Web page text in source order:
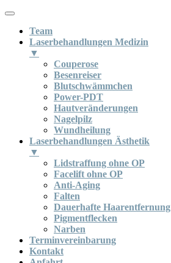
Team
Laserbehandlungen Medizin
▼
Couperose
Besenreiser
Blutschwämmchen
Power-PDT
Hautveränderungen
Nagelpilz
Wundheilung
Laserbehandlungen Ästhetik
▼
Lidstraffung ohne OP
Facelift ohne OP
Anti-Aging
Falten
Dauerhafte Haarentfernung
Pigmentflecken
Narben
Terminvereinbarung
Kontakt